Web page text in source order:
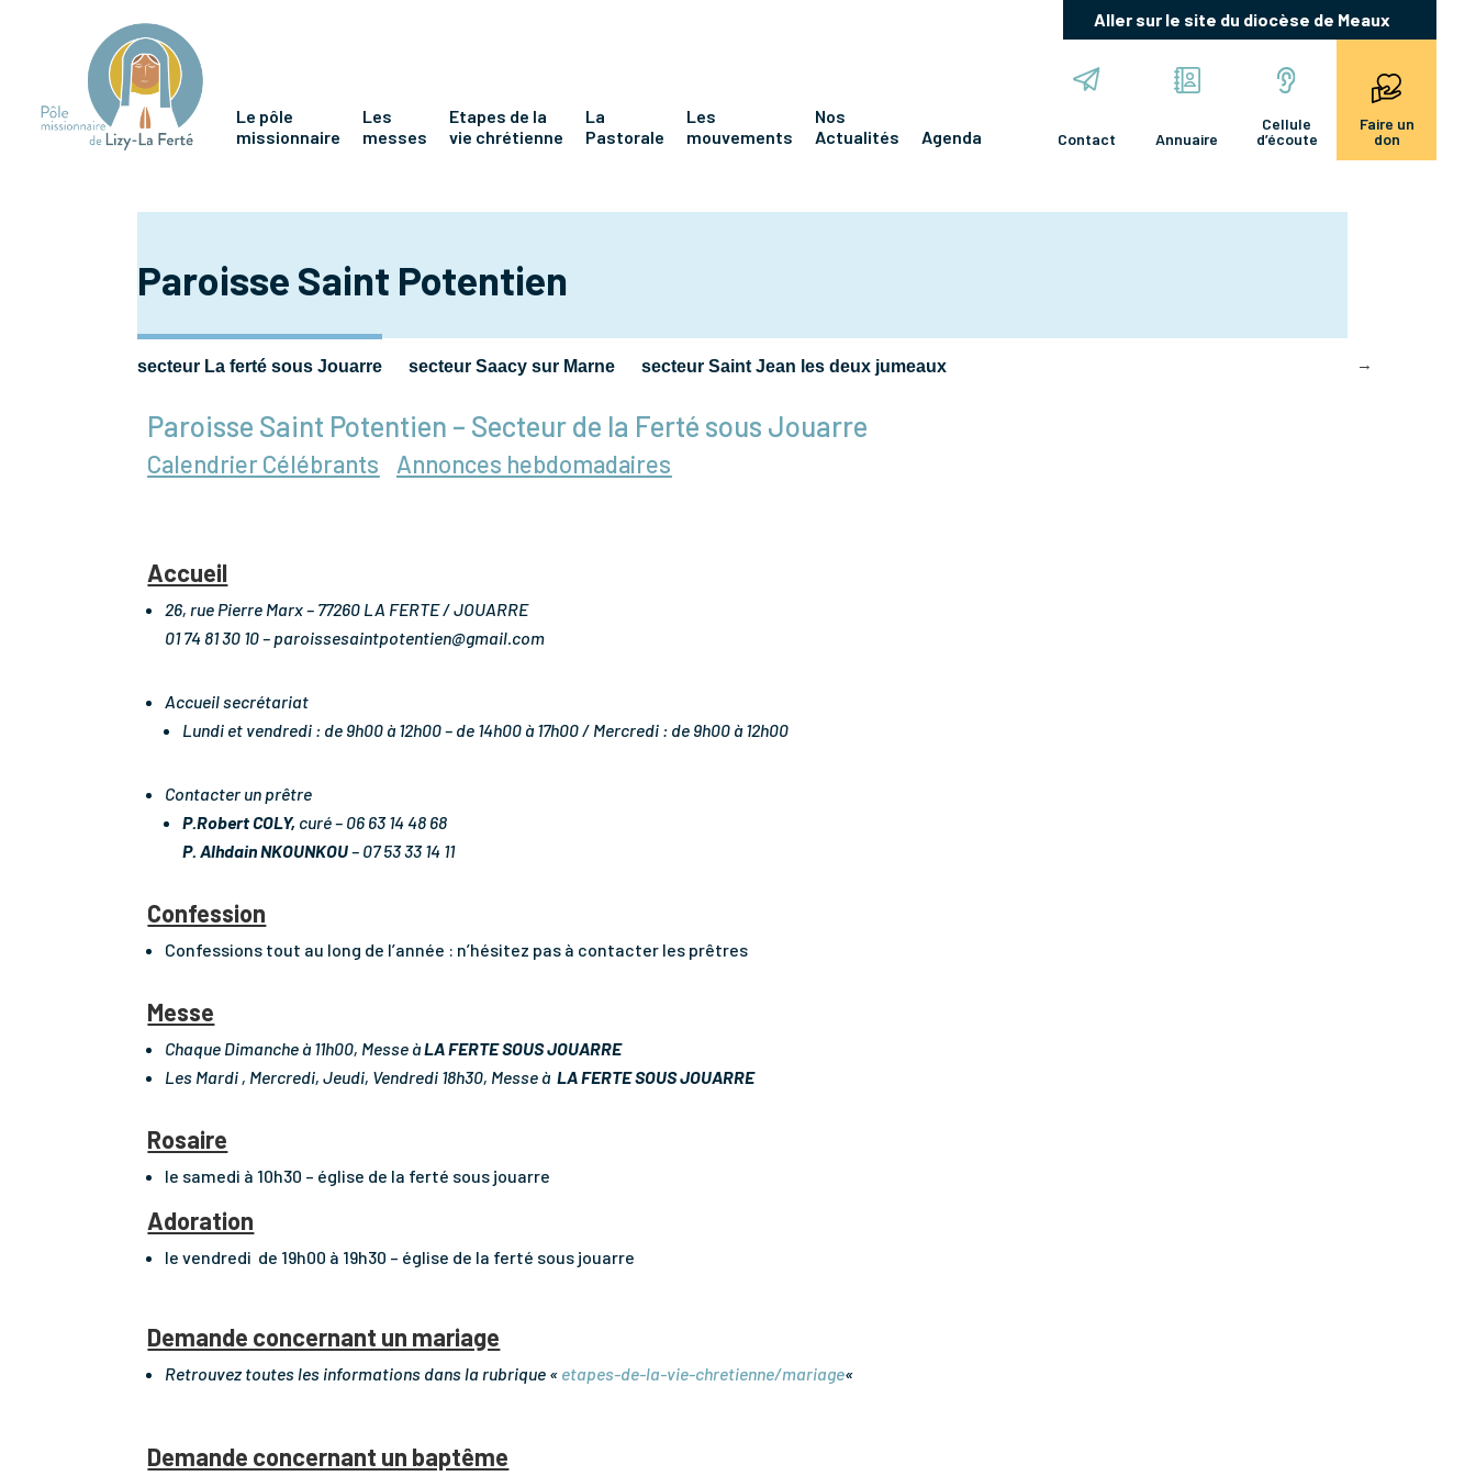
Aller sur le site du diocèse de Meaux
Le pôle
missionnaire
Les
messes
Etapes de la
vie chrétienne
La
Pastorale
Les
mouvements
Nos
Actualités
Agenda Contact Annuaire
Cellule
d’écoute
Faire un
don
Paroisse Saint Potentien
secteur La ferté sous Jouarre secteur Saacy sur Marne secteur Saint Jean les deux jumeaux
Paroisse Saint Potentien – Secteur de la Ferté sous Jouarre
Calendrier Célébrants Annonces hebdomadaires
Accueil
26, rue Pierre Marx – 77260 LA FERTE / JOUARRE
01 74 81 30 10– paroissesaintpotentien@gmail.com
Accueil secrétariat
Lundi et vendredi : de 9h00 à 12h00 – de 14h00 à 17h00 / Mercredi : de 9h00 à 12h00
Contacter un prêtre
P.Robert COLY, curé – 06 63 14 48 68
P. Alhdain NKOUNKOU– 07 53 33 14 11
Confession
Confessions tout au long de l’année : n’hésitez pas à contacter les prêtres
Messe
Chaque Dimanche à 11h00, Messe à LA FERTE SOUS JOUARRE
Les Mardi , Mercredi, Jeudi, Vendredi 18h30, Messe à LA FERTE SOUS JOUARRE
Rosaire
le samedi à 10h30 – église de la ferté sous jouarre
Adoration
le vendredi de 19h00 à 19h30 – église de la ferté sous jouarre
Demande concernant un mariage
Retrouvez toutes les informations dans la rubrique « etapes-de-la-vie-chretienne/mariage«
Demande concernant un baptême